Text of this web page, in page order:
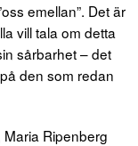
emellan”. Det är
vill tala om detta
sårbarhet – det
den som redan
Ripenberg